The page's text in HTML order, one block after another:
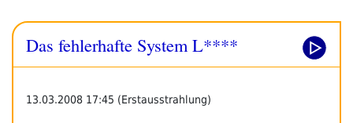
Das fehlerhafte System L****
13.03.2008 17:45 (Erstausstrahlung)